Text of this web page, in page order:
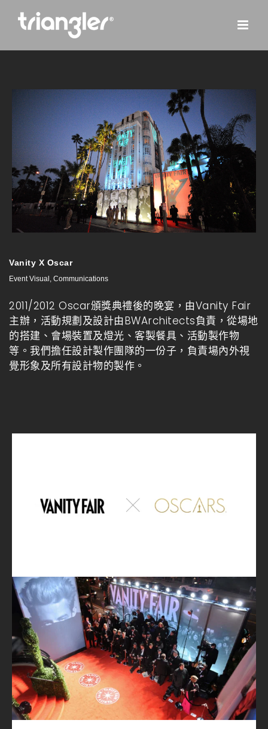
Vanity X Oscar
Event Visual, Communications
2011/2012 Oscar頒獎典禮後的晚宴，由Vanity Fair
主辦，活動規劃及設計由BWArchitects負責，從場地
的搭建、會場裝置及燈光、客製餐具、活動製作物
等。我們擔任設計製作團隊的一份子，負責場內外視
覺形象及所有設計物的製作。